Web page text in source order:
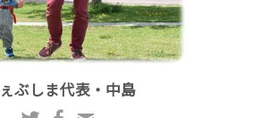
ぶしま代表・中島